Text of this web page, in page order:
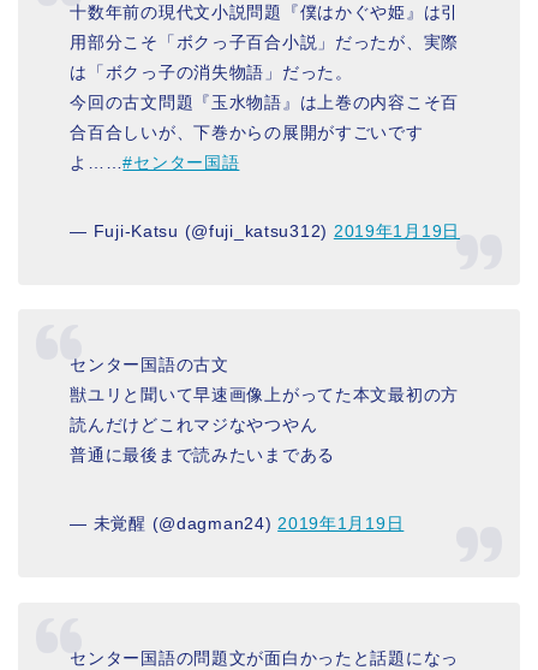
十数年前の現代文小説問題『僕はかぐや姫』は引
用部分こそ「ボクっ子百合小説」だったが、実際
は「ボクっ子の消失物語」だった。
今回の古文問題『玉水物語』は上巻の内容こそ百
合百合しいが、下巻からの展開がすごいです
よ……#センター国語
— Fuji-Katsu (@fuji_katsu312) 2019年1月19日
センター国語の古文
獣ユリと聞いて早速画像上がってた本文最初の方
読んだけどこれマジなやつやん
普通に最後まで読みたいまである
— 未覚醒 (@dagman24)2019年1月19日
センター国語の問題文が面白かったと話題になっ